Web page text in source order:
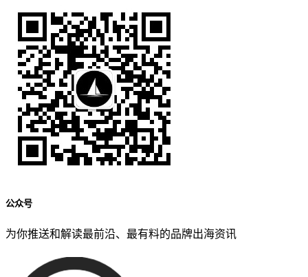
公众号
为你推送和解读最前沿、最有料的品牌出海资讯